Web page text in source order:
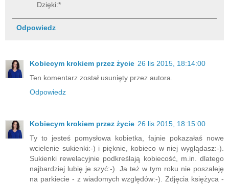
Dzięki:*
Odpowiedz
Kobiecym krokiem przez życie 26 lis 2015, 18:14:00
Ten komentarz został usunięty przez autora.
Odpowiedz
Kobiecym krokiem przez życie 26 lis 2015, 18:15:00
Ty to jesteś pomysłowa kobietka, fajnie pokazałaś nowe
wcielenie sukienki:-) i pięknie, kobieco w niej wyglądasz:-).
Sukienki rewelacyjnie podkreślają kobiecość, m.in. dlatego
najbardziej lubię je szyć:-). Ja też w tym roku nie poszaleję
na parkiecie - z wiadomych względów:-). Zdjęcia księżyca -